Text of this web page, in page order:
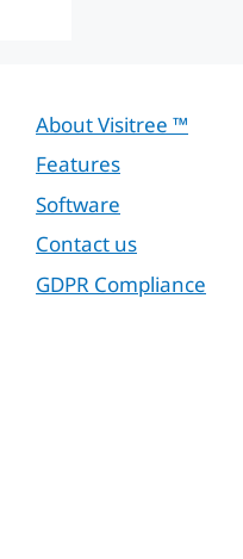
About Visitree ™
Features
Software
Contact us
GDPR Compliance